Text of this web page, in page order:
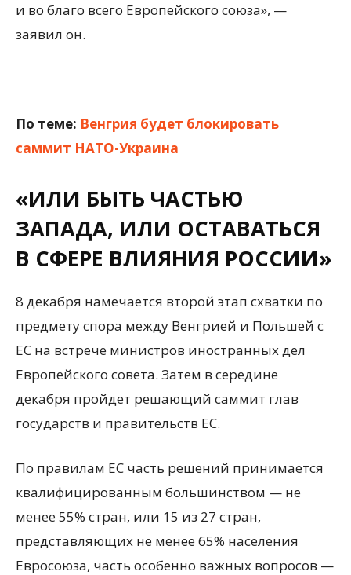
и во благо всего Европейского союза», —
заявил он.
По теме: Венгрия будет блокировать
саммит НАТО-Украина
«ИЛИ БЫТЬ ЧАСТЬЮ
ЗАПАДА, ИЛИ ОСТАВАТЬСЯ
В СФЕРЕ ВЛИЯНИЯ РОССИИ»
8 декабря намечается второй этап схватки по
предмету спора между Венгрией и Польшей с
ЕС на встрече министров иностранных дел
Европейского совета. Затем в середине
декабря пройдет решающий саммит глав
государств и правительств ЕС.
По правилам ЕС часть решений принимается
квалифицированным большинством — не
менее 55% стран, или 15 из 27 стран,
представляющих не менее 65% населения
Евросоюза, часть особенно важных вопросов —